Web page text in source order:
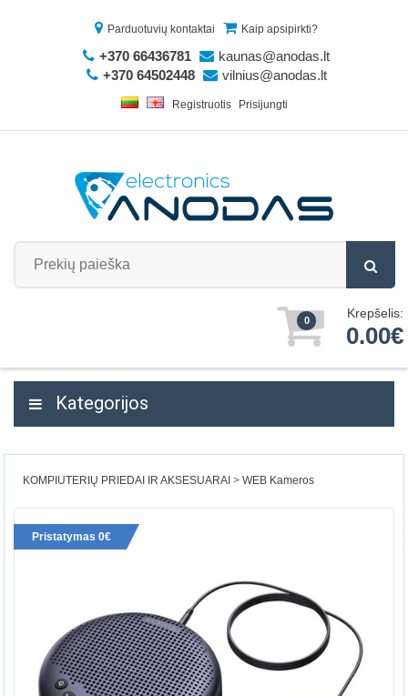
Parduotuvių kontaktai Kaip apsipirkti?
+370 66436781
kaunas@anodas.lt
+370 64502448
vilnius@anodas.lt
Registruotis Prisijungti
0 Krepšelis:
0.00€
Kategorijos
KOMPIUTERIŲ PRIEDAI IR AKSESUARAI WEB Kameros
Pristatymas 0€